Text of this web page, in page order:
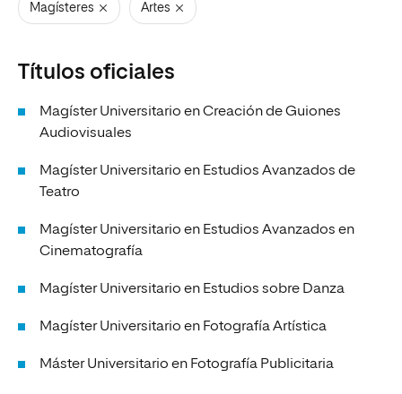
Magísteres Artes
Títulos oficiales
Magíster Universitario en Creación de Guiones
Audiovisuales
Magíster Universitario en Estudios Avanzados de
Teatro
Magíster Universitario en Estudios Avanzados en
Cinematografía
Magíster Universitario en Estudios sobre Danza
Magíster Universitario en Fotografía Artística
Máster Universitario en Fotografía Publicitaria